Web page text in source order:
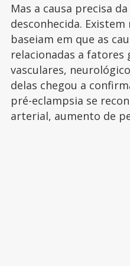
Mas a causa precisa
desconhecida.
baseiam em que as
relacionadas a fatores
vasculares,
delas chegou a
pré-eclampsia se
arterial, aumento de